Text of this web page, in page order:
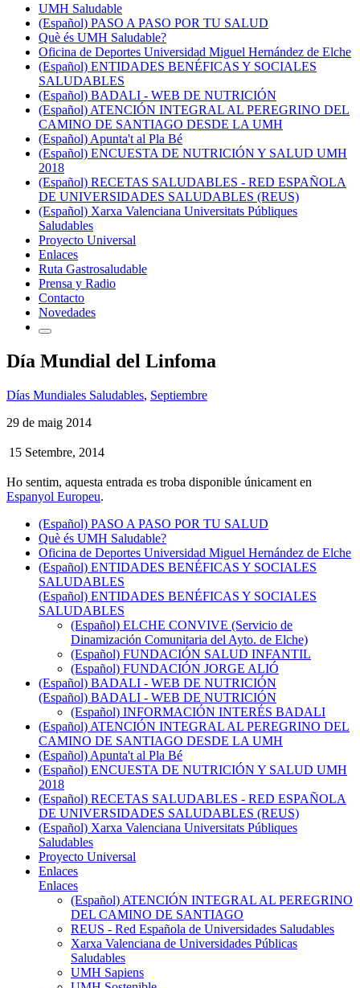
UMH Saludable
(Español) PASO A PASO POR TU SALUD
Què és UMH Saludable?
Oficina de Deportes Universidad Miguel Hernández de Elche
(Español) ENTIDADES BENÉFICAS Y SOCIALES
SALUDABLES
(Español) BADALI - WEB DE NUTRICIÓN
(Español) ATENCIÓN INTEGRAL AL PEREGRINO DEL
CAMINO DE SANTIAGO DESDE LA UMH
(Español) Apunta't al Pla Bé
(Español) ENCUESTA DE NUTRICIÓN Y SALUD UMH
2018
(Español) RECETAS SALUDABLES - RED ESPAÑOLA
DE UNIVERSIDADES SALUDABLES (REUS)
(Español) Xarxa Valenciana Universitats Públiques
Saludables
Proyecto Universal
Enlaces
Ruta Gastrosaludable
Prensa y Radio
Contacto
Novedades
Día Mundial del Linfoma
Días Mundiales Saludables, Septiembre
29 de maig 2014
15 Setembre, 2014
Ho sentim, aquesta entrada es troba disponible únicament en
Espanyol Europeu.
(Español) PASO A PASO POR TU SALUD
Què és UMH Saludable?
Oficina de Deportes Universidad Miguel Hernández de Elche
(Español) ENTIDADES BENÉFICAS Y SOCIALES
SALUDABLES
(Español) ENTIDADES BENÉFICAS Y SOCIALES
SALUDABLES
(Español) ELCHE CONVIVE (Servicio de
Dinamización Comunitaria del Ayto. de Elche)
(Español) FUNDACIÓN SALUD INFANTIL
(Español) FUNDACIÓN JORGE ALIÓ
(Español) BADALI - WEB DE NUTRICIÓN
(Español) BADALI - WEB DE NUTRICIÓN
(Español) INFORMACIÓN INTERÉS BADALI
(Español) ATENCIÓN INTEGRAL AL PEREGRINO DEL
CAMINO DE SANTIAGO DESDE LA UMH
(Español) Apunta't al Pla Bé
(Español) ENCUESTA DE NUTRICIÓN Y SALUD UMH
2018
(Español) RECETAS SALUDABLES - RED ESPAÑOLA
DE UNIVERSIDADES SALUDABLES (REUS)
(Español) Xarxa Valenciana Universitats Públiques
Saludables
Proyecto Universal
Enlaces
Enlaces
(Español) ATENCIÓN INTEGRAL AL PEREGRINO
DEL CAMINO DE SANTIAGO
REUS - Red Española de Universidades Saludables
Xarxa Valenciana de Universidades Públicas
Saludables
UMH Sapiens